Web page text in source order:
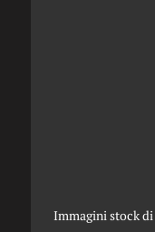
Immagini stock di